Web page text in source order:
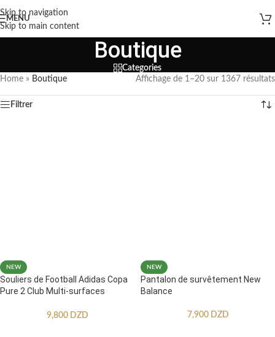
Skip to navigation
Skip to main content
MENU
Boutique
Categories
Home » Boutique Affichage de 1–20 sur 1367 résultats
Filtrer
NEW
Souliers de Football Adidas Copa
Pure 2 Club Multi-surfaces
9,800 DZD
NEW
Pantalon de survêtement New
Balance
7,900 DZD